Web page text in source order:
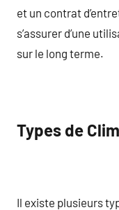
et un contrat
s’assurer d’une
sur le long terme.
Types de
Il existe plusieurs